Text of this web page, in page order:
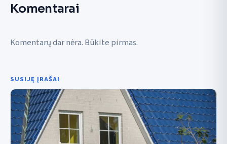
Komentarai
Komentarų dar nėra. Būkite pirmas.
SUSIJĘ ĮRAŠAI